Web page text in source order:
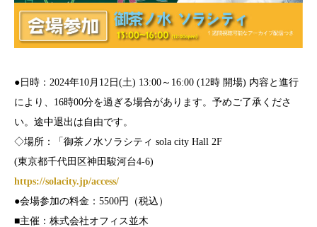
●日時：2024年10月12日(土) 13:00～16:00 (12時 開場) 内容と進行
により、16時00分を過ぎる場合があります。予めご了承くださ
い。途中退出は自由です。
◇場所：「御茶ノ水ソラシティ sola city Hall 2F
(東京都千代田区神田駿河台4-6)
https://solacity.jp/access/
●会場参加の料金：5500円（税込）
■主催：株式会社オフィス並木